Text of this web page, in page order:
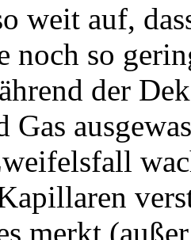
weit auf,
noch so
der
Gas
merkt